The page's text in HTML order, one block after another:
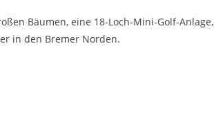
Bäumen, eine 18-Loch-Mini-Golf-Anlage,
in den Bremer Norden.